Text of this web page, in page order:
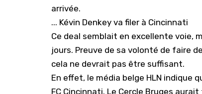
arrivée.
... Kévin Denkey va filer à Cincinnati
Ce deal semblait en excellente voie,
jours. Preuve de sa volonté de faire
cela ne devrait pas être suffisant.
En effet, le média belge HLN indique
FC Cincinnati. Le Cercle Bruges